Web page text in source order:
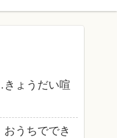
ょうだい喧
うちででき